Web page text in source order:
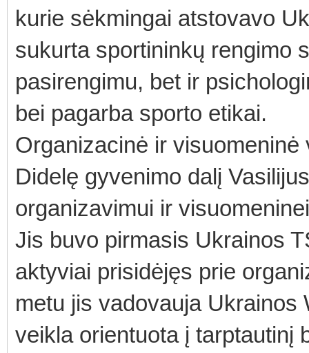
kurie sėkmingai atstovavo
sukurta sportininkų rengimo
pasirengimu, bet ir
bei pagarba sporto etikai.
Organizacinė ir visuomeninė
Didelę gyvenimo dalį
organizavimui ir
Jis buvo pirmasis Ukrainos
aktyviai prisidėjęs prie
metu jis vadovauja
veikla orientuota į tarptautinį